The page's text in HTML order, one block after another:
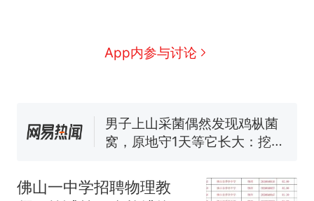
App内参与讨论
人生
新 制裁瓜子饺子，美国怕什
么？
协会回应
男子上山采菌偶然发现鸡枞菌
窝，原地守1天等它长大：挖了
回大海 目击者直呼震惊 （视频
来源：参考消息）
佛山一中学招聘物理教